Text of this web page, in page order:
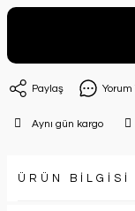
Paylaş Yorum
Aynı gün kargo
ÜRÜN BİLGİSİ